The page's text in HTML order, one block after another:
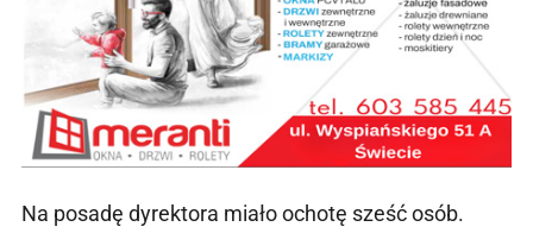
Na posadę dyrektora miało ochotę sześć osób.